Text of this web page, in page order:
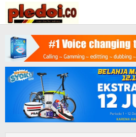
content